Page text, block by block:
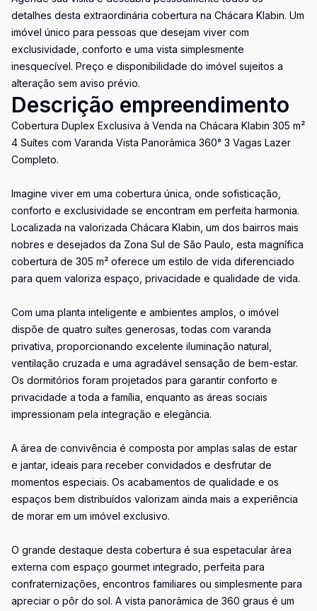
detalhes desta extraordinária cobertura na Chácara Klabin. Um
imóvel único para pessoas que desejam viver com
exclusividade, conforto e uma vista simplesmente
inesquecível. Preço e disponibilidade do imóvel sujeitos a
alteração sem aviso prévio.
Descrição empreendimento
Cobertura Duplex Exclusiva à Venda na Chácara Klabin 305 m²
4 Suítes com Varanda Vista Panorâmica 360° 3 Vagas Lazer
Completo.
Imagine viver em uma cobertura única, onde sofisticação,
conforto e exclusividade se encontram em perfeita harmonia.
Localizada na valorizada Chácara Klabin, um dos bairros mais
nobres e desejados da Zona Sul de São Paulo, esta magnífica
cobertura de 305 m² oferece um estilo de vida diferenciado
para quem valoriza espaço, privacidade e qualidade de vida.
Com uma planta inteligente e ambientes amplos, o imóvel
dispõe de quatro suítes generosas, todas com varanda
privativa, proporcionando excelente iluminação natural,
ventilação cruzada e uma agradável sensação de bem-estar.
Os dormitórios foram projetados para garantir conforto e
privacidade a toda a família, enquanto as áreas sociais
impressionam pela integração e elegância.
A área de convivência é composta por amplas salas de estar
e jantar, ideais para receber convidados e desfrutar de
momentos especiais. Os acabamentos de qualidade e os
espaços bem distribuídos valorizam ainda mais a experiência
de morar em um imóvel exclusivo.
O grande destaque desta cobertura é sua espetacular área
externa com espaço gourmet integrado, perfeita para
confraternizações, encontros familiares ou simplesmente para
apreciar o pôr do sol. A vista panorâmica de 360 graus é um